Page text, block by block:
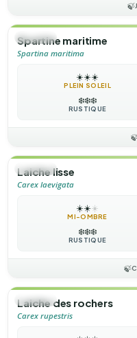
🍃
🌿HERBE
Spartine maritime
Spartina maritima
☀️☀️☀️
PLEIN SOLEIL
❄️❄️❄️
RUSTIQUE
🌿HERBE
Laiche lisse
Carex laevigata
☀️☀️☀️
MI-OMBRE
❄️❄️❄️
RUSTIQUE
🍃
🌿HERBE
Laiche des rochers
Carex rupestris